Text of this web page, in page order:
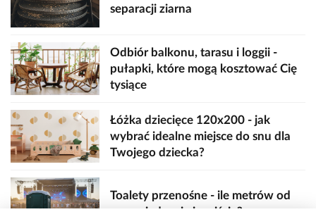
separacji ziarna
Odbiór balkonu, tarasu i loggii -
pułapki, które mogą kosztować Cię
tysiące
Łóżka dziecięce 120x200 - jak
wybrać idealne miejsce do snu dla
Twojego dziecka?
Toalety przenośne - ile metrów od
sceny, jedzenia i wejścia?